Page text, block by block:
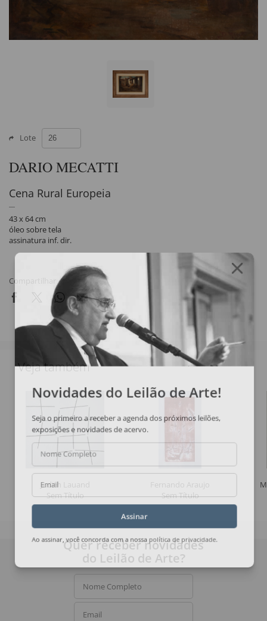
Lote
DARIO MECATTI
Cena Rural Europeia
43 x 64 cm
óleo sobre tela
assinatura inf. dir.
Compartilhar
Veja também
Judith Lauand
Sem Título
Fernando Araujo
Sem Título
Novidades do Leilão de Arte!
Seja o primeiro a receber a agenda dos próximos leilões,
exposições e novidades de acervo.
Nome Completo
Email
Assinar
Ao assinar, você concorda com a nossapolítica de privacidade
Quer receber novidades
do Leilão de Arte?
Nome Completo
Email